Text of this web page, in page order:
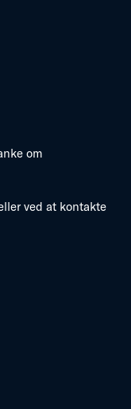
om
ved at kontakte